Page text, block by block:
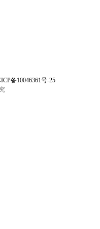
备10046361号-25